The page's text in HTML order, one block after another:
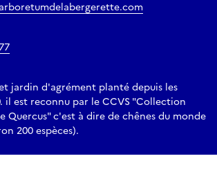
jardin d'agrément planté depuis les
il est reconnu par le CCVS "Collection
Quercus" c'est à dire de chênes du monde
200 espèces).